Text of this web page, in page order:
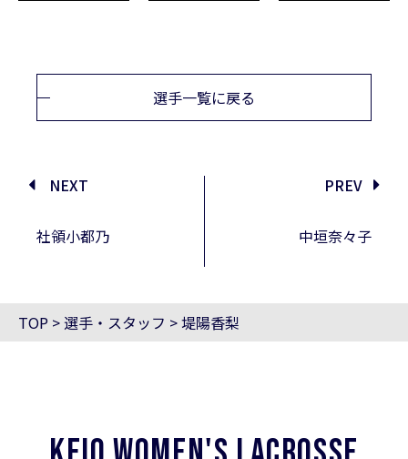
選手一覧に戻る
NEXT
社領小都乃
PREV
中垣奈々子
TOP > 選手・スタッフ >堤陽香梨